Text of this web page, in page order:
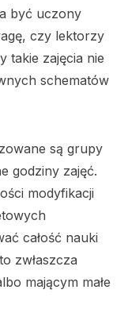
być uczony
czy lektorzy
takie zajęcia nie
schematów
są grupy
godziny zajęć.
modyfikacji
całość nauki
zwłaszcza
mającym małe